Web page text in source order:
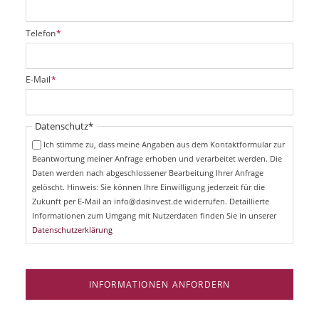
P
f
i
c
t
f
Telefon*
P
f
i
E-Mail*
Pflichtfeld
Datenschutz*
Ich stimme zu, dass meine Angaben aus dem Kontaktformular zur
Beantwortung meiner Anfrage erhoben und verarbeitet werden. Die
Daten werden nach abgeschlossener Bearbeitung Ihrer Anfrage
gelöscht. Hinweis: Sie können Ihre Einwilligung jederzeit für die
Zukunft per E-Mail an info@dasinvest.de widerrufen. Detaillierte
Informationen zum Umgang mit Nutzerdaten finden Sie in unserer
Datenschutzerklärung
INFORMATIONEN ANFORDERN